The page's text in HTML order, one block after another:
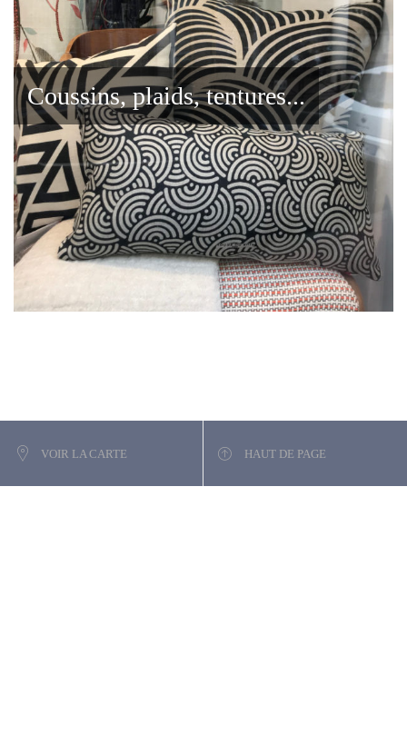
Coussins, plaids, tentures...
VOIR LA CARTE HAUT DE PAGE